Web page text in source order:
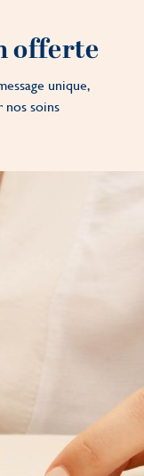
offerte
unique,
nos soins